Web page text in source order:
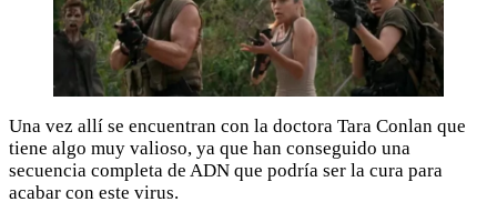
Una vez allí se encuentran con la doctora Tara Conlan que
tiene algo muy valioso, ya que han conseguido una
secuencia completa de ADN que podría ser la cura para
acabar con este virus.